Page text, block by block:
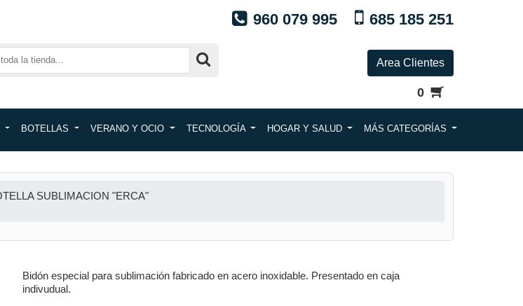
960 079 995 685 185 251
Area Clientes
0
BOTELLAS VERANO Y OCIO TECNOLOGÍA HOGAR Y SALUD MÁS CATEGORÍAS
SUBLIMACION "ERCA"
Bidón especial para sublimación fabricado en acero inoxidable. Presentado en caja
indivudual.